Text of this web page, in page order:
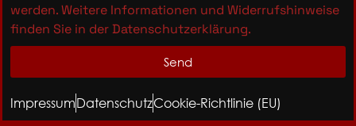
werden. Weitere Informationen und Widerrufshinweise
finden Sie in der Datenschutzerklärung.
Send
ImpressumDatenschutzCookie-Richtlinie (EU)